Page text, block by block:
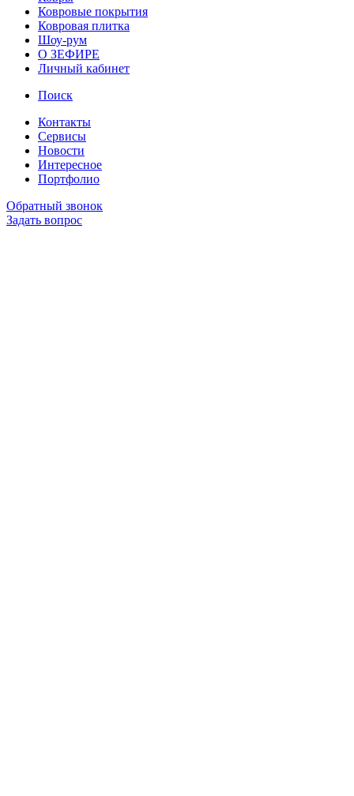
Ковровые покрытия
Ковровая плитка
Шоу-рум
О ЗЕФИРЕ
Личный кабинет
Поиск
Контакты
Сервисы
Новости
Интересное
Портфолио
Обратный звонок
Задать вопрос